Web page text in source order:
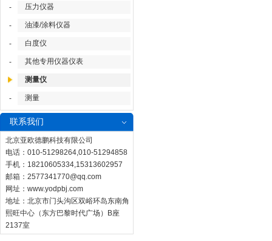
- 压力仪器
- 油漆/涂料仪器
- 白度仪
- 其他专用仪器仪表
测量仪
- 测量
联系我们
北京亚欧德鹏科技有限公司
电话：010-51298264,010-51294858
手机：18210605334,15313602957
邮箱： 2577341770@qq.com
网址： www.yodpbj.com
地址：北京市门头沟区双峪环岛东南角
熙旺中心（东方巴黎时代广场）B座
2137室